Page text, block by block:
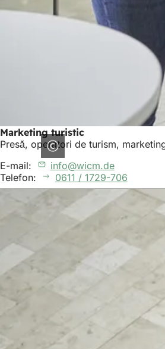
Marketing turistic
Presă, operatori de turism,
E-mail:
info wicm de
Telefon:
0611 / 1729-706